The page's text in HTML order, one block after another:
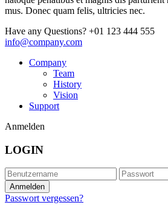
mus. Donec quam felis, ultricies nec.
Have any Questions? +01 123 444 555
info@company.com
Company
Team
History
Vision
Support
Anmelden
LOGIN
Passwort vergessen?